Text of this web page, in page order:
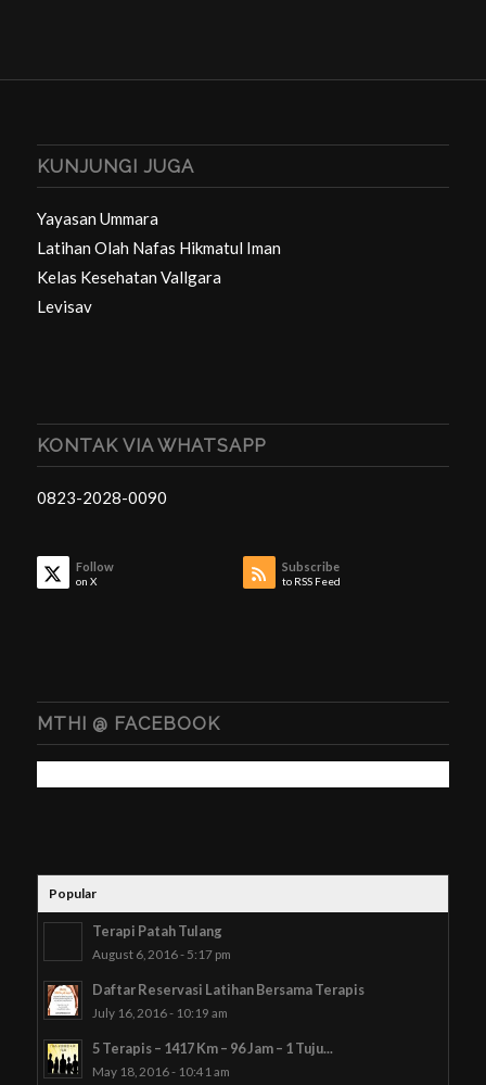
KUNJUNGI JUGA
Yayasan Ummara
Latihan Olah Nafas Hikmatul Iman
Kelas Kesehatan Vallgara
Levisav
KONTAK VIA WHATSAPP
0823-2028-0090
Follow
on X
Subscribe
to RSS Feed
MTHI @ FACEBOOK
Popular
Terapi Patah Tulang
August 6, 2016 - 5:17 pm
Daftar Reservasi Latihan Bersama Terapis
July 16, 2016 - 10:19 am
5 Terapis – 1417 Km – 96 Jam – 1 Tuju...
May 18, 2016 - 10:41 am